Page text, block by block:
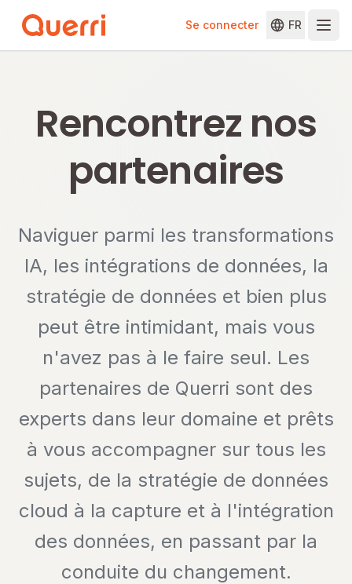
Se connecter FR
Rencontrez nos
partenaires
Naviguer parmi les transformations
IA, les intégrations de données, la
stratégie de données et bien plus
peut être intimidant, mais vous
n'avez pas à le faire seul. Les
partenaires de Querri sont des
experts dans leur domaine et prêts
à vous accompagner sur tous les
sujets, de la stratégie de données
cloud à la capture et à l'intégration
des données, en passant par la
conduite du changement.